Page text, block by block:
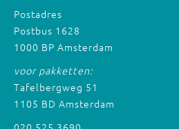
Postadres
Postbus 1628
1000 BP Amsterdam
voor pakketten:
Tafelbergweg 51
1105 BD Amsterdam